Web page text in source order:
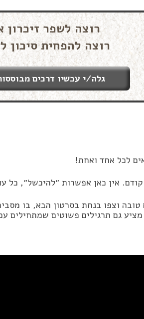
רוצה לשפר זיכרון
רוצה להפחית סיכון
גלה/י עכשיו דרכים
לכל אחד ואחת!
אין כאן אפשרות ״להיכשל״, כל
וצפו בנחת בסרטון הבא, בו
גם תרגילים פשוטים שמתחילים